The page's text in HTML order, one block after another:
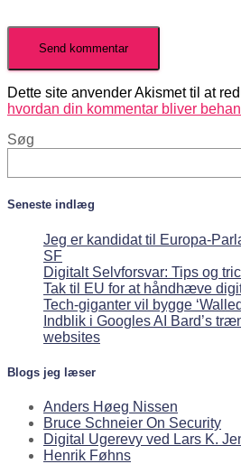
Dette site anvender Akismet til at
hvordan din kommentar bliver
Søg
Seneste indlæg
Jeg er kandidat til Europa-
SF
Digitalt Selvforsvar: Tips og
Tak til EU for at håndhæve
Tech-giganter vil bygge
Indblik i Googles AI Bard’s
websites
Blogs jeg læser
Anders Høeg Nissen
Bruce Schneier On Security
Digital Ugerevy ved Lars K.
Henrik Føhns